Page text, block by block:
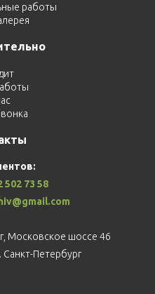
работы
502 73 58
Московское шоссе 46
Санкт-Петербург